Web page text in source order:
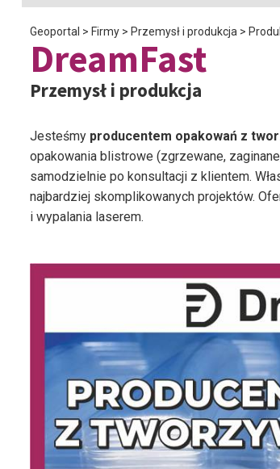
Geoportal > Firmy > Przemysł i produkcja >
DreamFast
Przemysł i produkcja
Jesteśmy producentem opakowań z
opakowania blistrowe (zgrzewane,
samodzielnie po konsultacji z klientem.
najbardziej skomplikowanych projektów.
i wypalania laserem.